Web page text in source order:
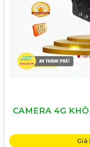
CAMERA 4G
Giá